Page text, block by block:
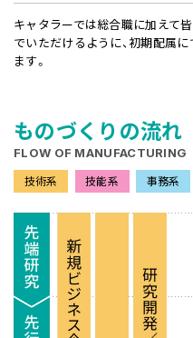
キャタラーでは総合職に加えて
でいただけるように、初期配属
ます。
ものづくりの流れ
FLOW OF MANUFACTURING
技術系 技能系 事務系